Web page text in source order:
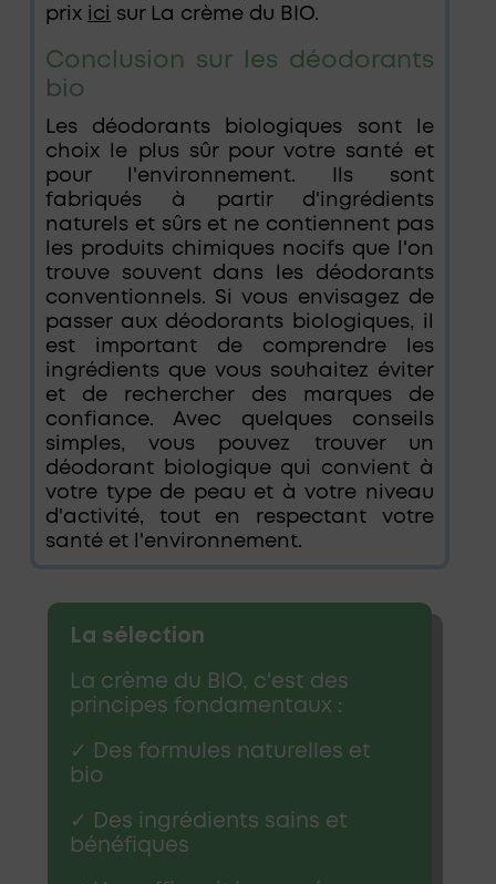
prix ici sur La crème du BIO.
Conclusion sur les déodorants
bio
Les déodorants biologiques sont le
choix le plus sûr pour votre santé et
pour l'environnement. Ils sont
fabriqués à partir d'ingrédients
naturels et sûrs et ne contiennent pas
les produits chimiques nocifs que l'on
trouve souvent dans les déodorants
conventionnels. Si vous envisagez de
passer aux déodorants biologiques, il
est important de comprendre les
ingrédients que vous souhaitez éviter
et de rechercher des marques de
confiance. Avec quelques conseils
simples, vous pouvez trouver un
déodorant biologique qui convient à
votre type de peau et à votre niveau
d'activité, tout en respectant votre
santé et l'environnement.
La sélection
La crème du BIO, c'est des
principes fondamentaux :
✓ Des formules naturelles et
bio
✓ Des ingrédients sains et
bénéfiques